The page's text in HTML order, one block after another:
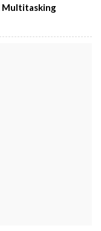
Multitasking